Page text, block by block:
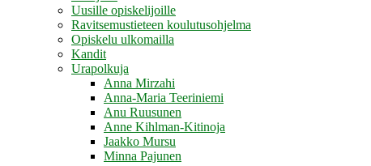
Uusille opiskelijoille
Ravitsemustieteen koulutusohjelma
Opiskelu ulkomailla
Kandit
Urapolkuja
Anna Mirzahi
Anna-Maria Teeriniemi
Anu Ruusunen
Anne Kihlman-Kitinoja
Jaakko Mursu
Minna Pajunen